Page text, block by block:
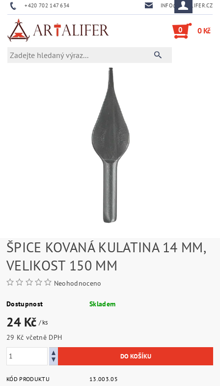
+420 702 147 634 INFO@ARTALIFER.CZ
0 0 Kč
ŠPICE KOVANÁ KULATINA 14 MM,
VELIKOST 150 MM
Neohodnoceno
Dostupnost Skladem
24 Kč/ ks
29 Kč včetně DPH
KÓD PRODUKTU
13.003.05